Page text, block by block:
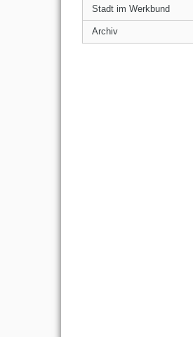
Stadt im Werkbund
Archiv